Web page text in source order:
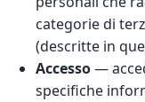
categorie di
(descritte in
Accesso—
specifiche